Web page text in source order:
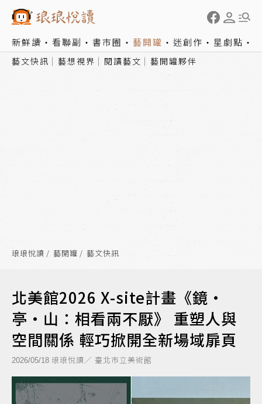
新鮮讀 看聯副 書市圈 藝開罐 迷創作 星劇點
藝文快訊 藝想視界 閱讀藝文 藝開罐夥伴
琅琅悅讀 藝開罐 藝文快訊
北美館2026 X-site計畫《鏡・
亭・山：相看兩不厭》 重塑人與
空間關係 輕巧掀開全新場域扉頁
2026/05/18 琅琅悅讀／ 臺北市立美術館